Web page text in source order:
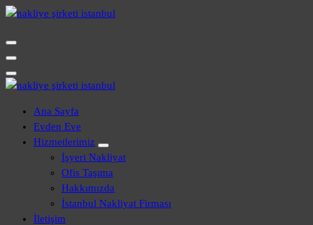
İçeriğe
Evden Eve - İşyeri Ofis Nakliye İstanbul
Evden Eve - İşyeri Ofis Nakliye İstanbul
Ana Sayfa
Evden Eve
Hizmetlerimiz
İşyeri Nakliyat
Ofis Taşıma
Hakkımızda
İstanbul Nakliyat Firması
İletişim